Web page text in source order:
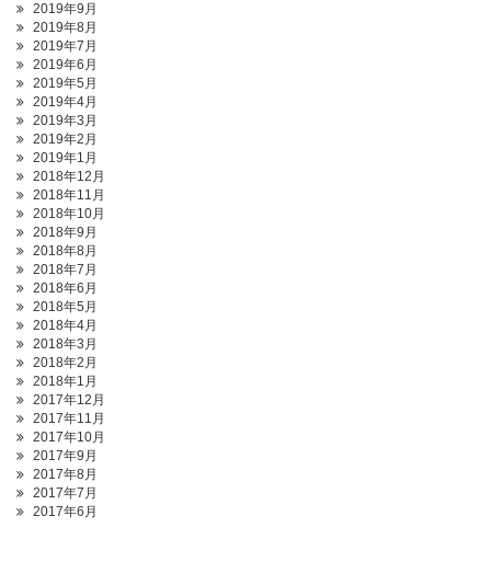
2019年9月
2019年8月
2019年7月
2019年6月
2019年5月
2019年4月
2019年3月
2019年2月
2019年1月
2018年12月
2018年11月
2018年10月
2018年9月
2018年8月
2018年7月
2018年6月
2018年5月
2018年4月
2018年3月
2018年2月
2018年1月
2017年12月
2017年11月
2017年10月
2017年9月
2017年8月
2017年7月
2017年6月